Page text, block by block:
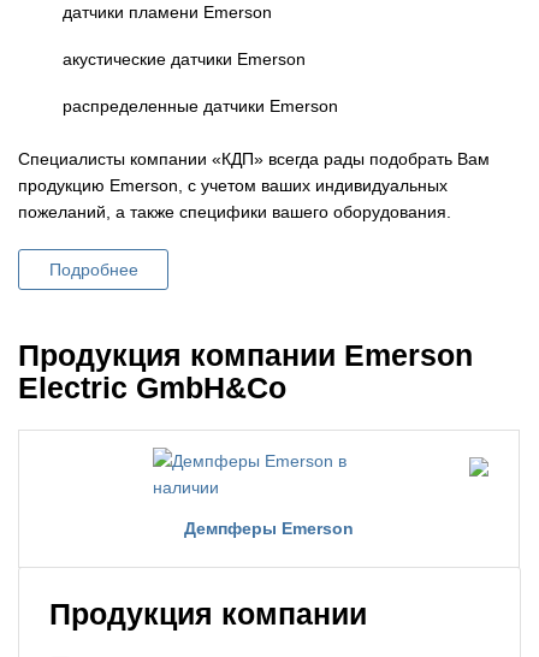
датчики пламени Emerson
акустические датчики Emerson
распределенные датчики Emerson
Специалисты компании «КДП» всегда рады подобрать Вам
продукцию Emerson, с учетом ваших индивидуальных
пожеланий, а также специфики вашего оборудования.
Подробнее
Продукция компании Emerson
Electric GmbH&Co
Демпферы Emerson
Продукция компании